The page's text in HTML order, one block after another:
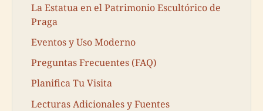
La Estatua en el Patrimonio Escultórico de
Praga
Eventos y Uso Moderno
Preguntas Frecuentes (FAQ)
Planifica Tu Visita
Lecturas Adicionales y Fuentes